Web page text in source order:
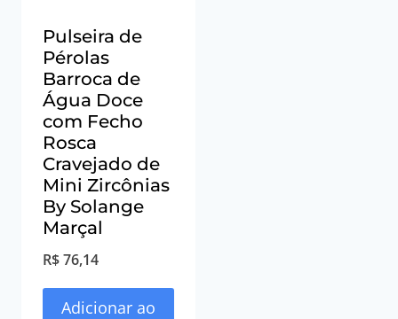
Pulseira de
Pérolas
Barroca de
Água Doce
com Fecho
Rosca
Cravejado de
Mini Zircônias
By Solange
Marçal
R$76,14
Adicionar ao